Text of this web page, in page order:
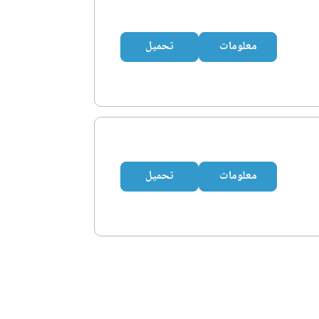
معلومات تحميل
معلومات تحميل